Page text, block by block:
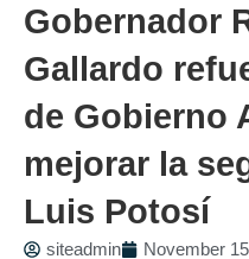
Gobernador
Gallardo
de Gobierno
mejorar la
Luis Potosí
siteadmin November